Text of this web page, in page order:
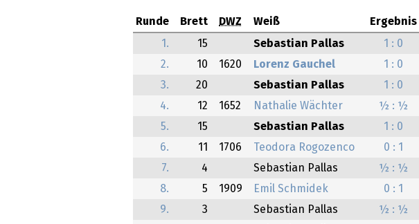
Runde Brett DWZ Weiß Ergebnis
1.
15 Sebastian Pallas 1 : 0
2.
10 1620 Lorenz Gauchel 1 : 0
3.
20 Sebastian Pallas 1 : 0
4.
12 1652 Nathalie Wächter ½ : ½
5.
15 Sebastian Pallas 1 : 0
6.
11 1706 Teodora Rogozenco 0 : 1
7.
4 Sebastian Pallas ½ : ½
8.
5 1909 Emil Schmidek 0 : 1
9.
3 Sebastian Pallas ½ : ½